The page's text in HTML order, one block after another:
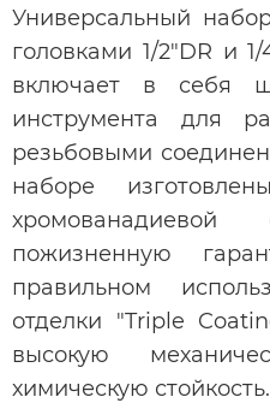
Универсальный
головками 1/2"DR и
включает в себя
инструмента для
резьбовыми
наборе
пожизненную
правильном
отделки "Triple
высокую
химическую